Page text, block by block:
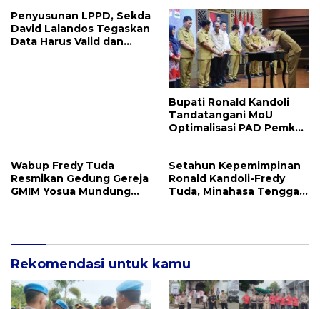
Penyusunan LPPD, Sekda
David Lalandos Tegaskan
Data Harus Valid dan
Bupati Ronald Kandoli
Tandatangani MoU
Optimalisasi PAD Pemkab
Wabup Fredy Tuda
Resmikan Gedung Gereja
GMIM Yosua Mundung
Setahun Kepemimpinan
Ronald Kandoli-Fredy
Tuda, Minahasa Tenggara
Rekomendasi untuk kamu